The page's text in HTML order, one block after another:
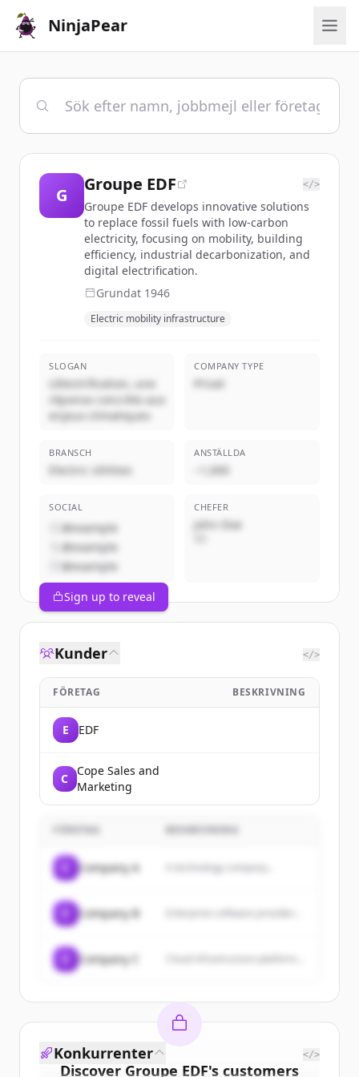
NinjaPear
G
Groupe EDF </>
Groupe EDF develops innovative solutions
to replace fossil fuels with low-carbon
electricity, focusing on mobility, building
efficiency, industrial decarbonization, and
digital electrification.
Grundat 1946
Electric mobility infrastructure
SLOGAN
L'électrification, une
réponse concrète aux
enjeux climatiques
COMPANY TYPE
Privat
BRANSCH
Electric Utilities
ANSTÄLLDA
~1,000
SOCIAL
@example
@example
@example
CHEFER
John Doe
Sign up to reveal
Kunder </>
FÖRETAG BESKRIVNING
E EDF
C
Cope Sales and
Marketing
Company A A technology company...
Company B
Company C
Discover Groupe EDF's customers
Konkurrenter </>